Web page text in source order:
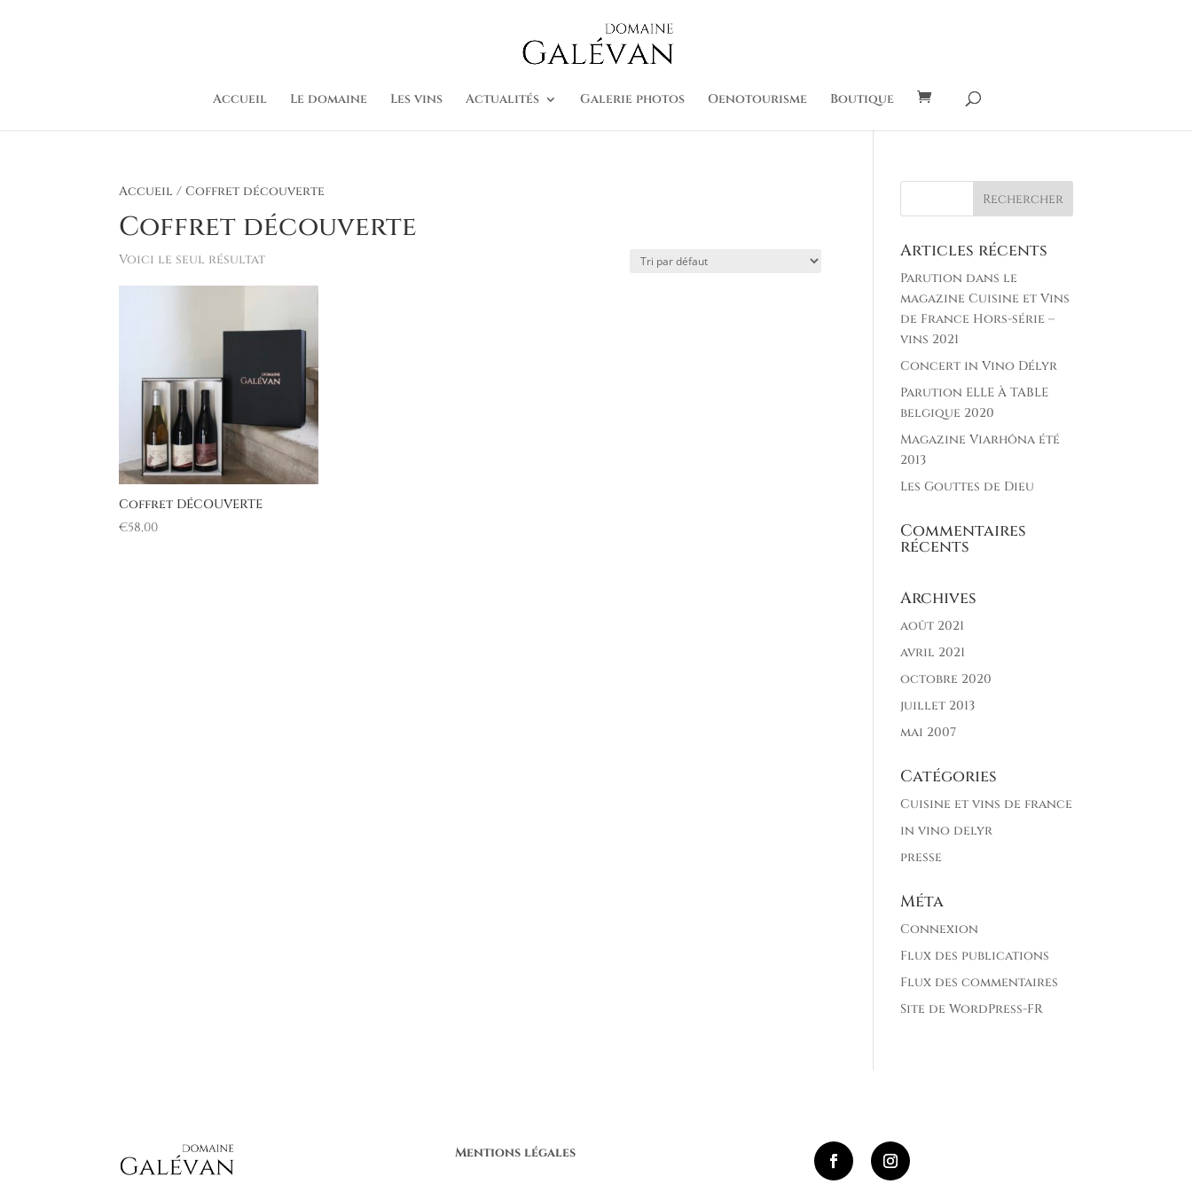
Accueil Le domaine Les vins Actualités Galerie photos Oenotourisme Boutique
Accueil / Coffret découverte
Coffret découverte
Voici le seul résultat
Coffret DÉCOUVERTE
€58,00
Articles récents
Parution dans le
magazine Cuisine et Vins
de France Hors-série –
vins 2021
Concert in Vino Délyr
Parution ELLE À TABLE
belgique 2020
Magazine Viarhôna été
2013
Les Gouttes de Dieu
Commentaires
récents
Archives
août 2021
avril 2021
octobre 2020
juillet 2013
mai 2007
Catégories
Cuisine et vins de france
in vino delyr
presse
Méta
Connexion
Flux des publications
Flux des commentaires
Site de WordPress-FR
Mentions légales